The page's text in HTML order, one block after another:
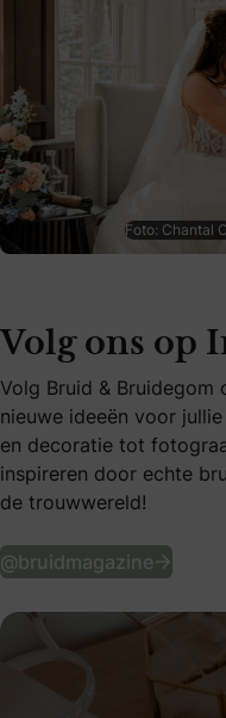
Foto: Chantal
Volg ons op
Volg Bruid &
nieuwe ideeën voor
en decoratie tot
inspireren door echte
de trouwwereld!
@bruidmagazine Volg